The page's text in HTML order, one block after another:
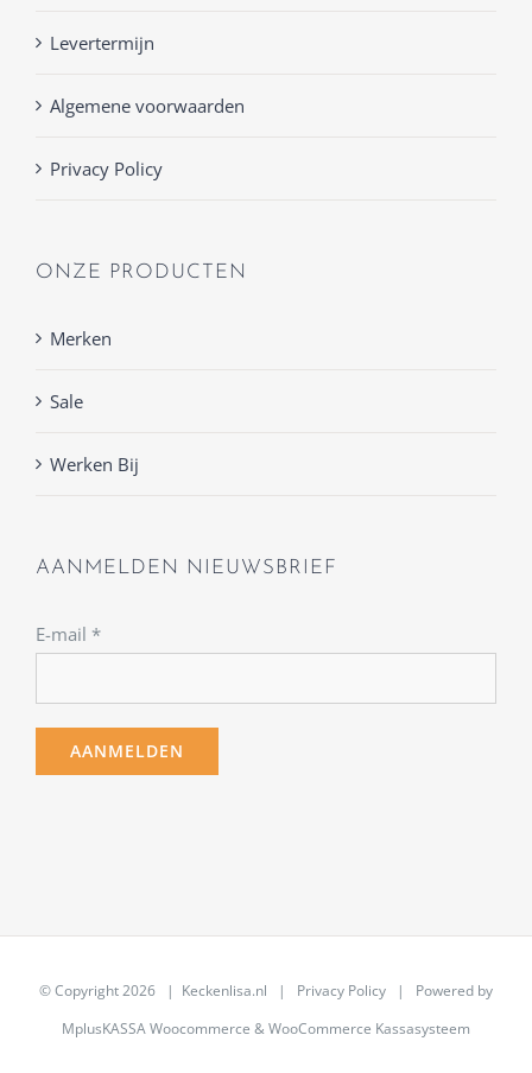
Levertermijn
Algemene voorwaarden
Privacy Policy
ONZE PRODUCTEN
Merken
Sale
Werken Bij
AANMELDEN NIEUWSBRIEF
E-mail *
© Copyright2026 | Keckenlisa.nl | Privacy Policy | Powered by
MplusKASSA Woocommerce &WooCommerce Kassasysteem